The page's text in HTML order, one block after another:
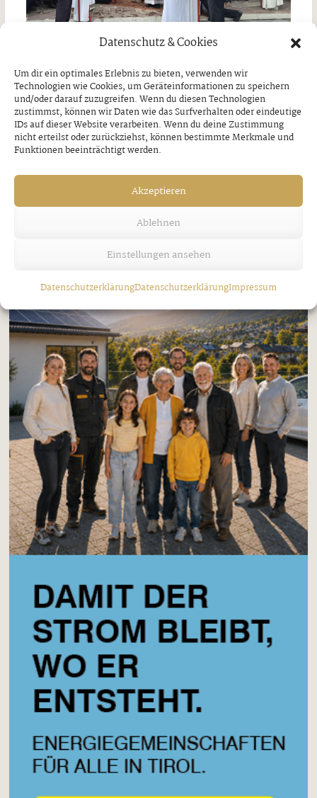
Datenschutz & Cookies
Um dir ein optimales Erlebnis zu bieten, verwenden wir
Technologien wie Cookies, um Geräteinformationen zu speichern
und/oder darauf zuzugreifen. Wenn du diesen Technologien
zustimmst, können wir Daten wie das Surfverhalten oder eindeutige
IDs auf dieser Website verarbeiten. Wenn du deine Zustimmung
nicht erteilst oder zurückziehst, können bestimmte Merkmale und
Funktionen beeinträchtigt werden.
Akzeptieren
Ablehnen
Einstellungen ansehen
DatenschutzerklärungDatenschutzerklärungImpressum
Jakobi-Patrozinium in Strass
Freitag, 7. August 2026